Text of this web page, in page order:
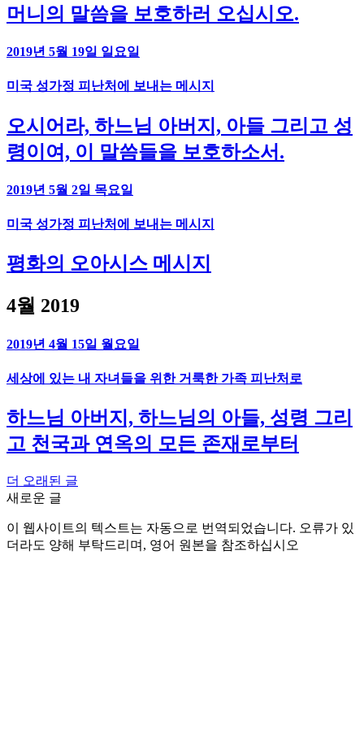
머니의 말씀을 보호하러 오십시오.
2019년 5월 19일 일요일
미국 성가정 피난처에 보내는 메시지
오시어라, 하느님 아버지, 아들 그리고 성
령이여, 이 말씀들을 보호하소서.
2019년 5월 2일 목요일
미국 성가정 피난처에 보내는 메시지
평화의 오아시스 메시지
4월 2019
2019년 4월 15일 월요일
세상에 있는 내 자녀들을 위한 거룩한 가족 피난처로
하느님 아버지, 하느님의 아들, 성령 그리
고 천국과 연옥의 모든 존재로부터
더 오래된 글
새로운 글
이 웹사이트의 텍스트는 자동으로 번역되었습니다. 오류가 있
더라도 양해 부탁드리며, 영어 원본을 참조하십시오